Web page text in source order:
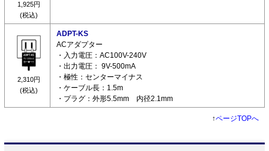
1,925円
(税込)
2,310円
(税込)
ADPT-KS
ACアダプター
・入力電圧：AC100V-240V
・出力電圧： 9V-500mA
・極性：センターマイナス
・ケーブル長：1.5m
・プラグ：外形5.5mm 内径2.1mm
↑ページTOPへ